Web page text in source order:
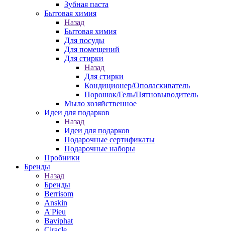
Зубная паста
Бытовая химия
Назад
Бытовая химия
Для посуды
Для помещений
Для стирки
Назад
Для стирки
Кондиционер/Ополаскиватель
Порошок/Гель/Пятновыводитель
Мыло хозяйственное
Идеи для подарков
Назад
Идеи для подарков
Подарочные сертификаты
Подарочные наборы
Пробники
Бренды
Назад
Бренды
Berrisom
Anskin
A'Pieu
Baviphat